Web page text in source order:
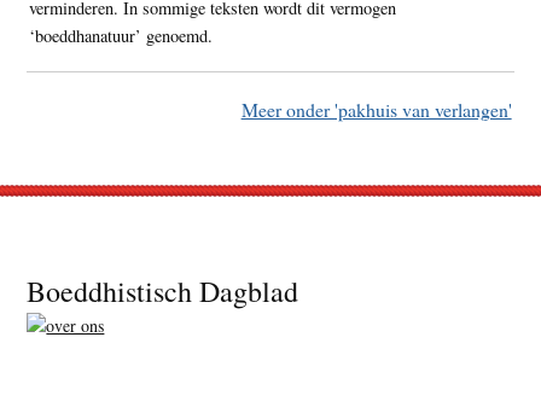
verminderen. In sommige teksten wordt dit vermogen
‘boeddhanatuur’ genoemd.
Meer onder 'pakhuis van verlangen'
Footer
Boeddhistisch Dagblad